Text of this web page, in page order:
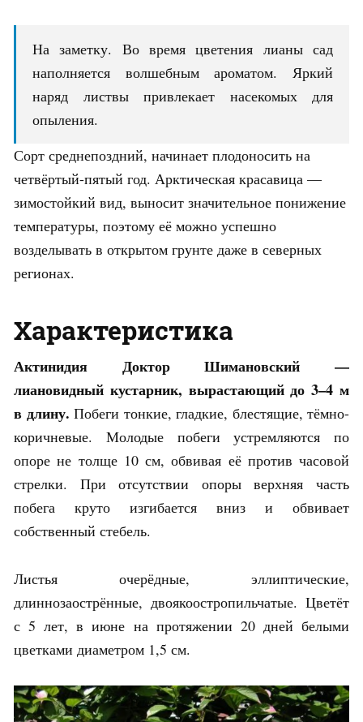
На заметку. Во время цветения лианы сад
наполняется волшебным ароматом. Яркий
наряд листвы привлекает насекомых для
опыления.
Сорт среднепоздний, начинает плодоносить на
четвёртый-пятый год. Арктическая красавица —
зимостойкий вид, выносит значительное понижение
температуры, поэтому её можно успешно
возделывать в открытом грунте даже в северных
регионах.
Характеристика
Актинидия Доктор Шимановский —
лиановидный кустарник, вырастающий до 3–4 м
в длину. Побеги тонкие, гладкие, блестящие, тёмно-
коричневые. Молодые побеги устремляются по
опоре не толще 10 см, обвивая её против часовой
стрелки. При отсутствии опоры верхняя часть
побега круто изгибается вниз и обвивает
собственный стебель.
Листья очерёдные, эллиптические,
длиннозаострённые, двоякоостропильчатые. Цветёт
с 5 лет, в июне на протяжении 20 дней белыми
цветками диаметром 1,5 см.